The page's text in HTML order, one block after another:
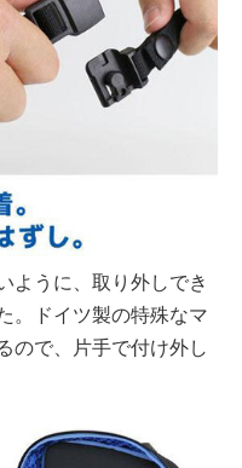
ように、取り外しでき
。ドイツ製の特殊なマ
ので、片手で付け外し